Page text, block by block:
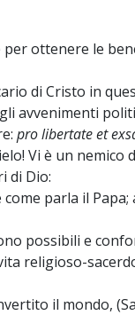
ottenere le
di Cristo in
avvenimenti
pro libertate et
Vi è un nemico
di Dio:
parla il Papa;
possibili e
religioso-
il mondo,